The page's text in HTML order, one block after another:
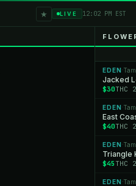
★ LIVE 12:02 PM EST
EDEN ·
Jacked
$30THC
EDEN ·
East
$40THC
EDEN ·
Triangle
$45 THC
EDEN ·